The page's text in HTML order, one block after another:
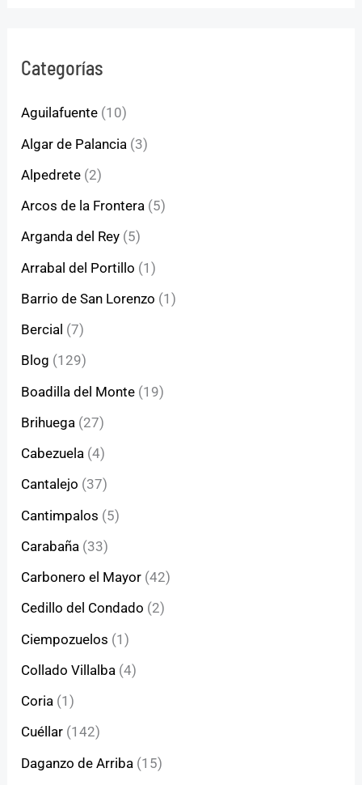
Categorías
Aguilafuente (10)
Algar de Palancia (3)
Alpedrete (2)
Arcos de la Frontera (5)
Arganda del Rey (5)
Arrabal del Portillo (1)
Barrio de San Lorenzo (1)
Bercial (7)
Blog (129)
Boadilla del Monte (19)
Brihuega (27)
Cabezuela (4)
Cantalejo (37)
Cantimpalos (5)
Carabaña (33)
Carbonero el Mayor (42)
Cedillo del Condado (2)
Ciempozuelos (1)
Collado Villalba (4)
Coria (1)
Cuéllar (142)
Daganzo de Arriba (15)